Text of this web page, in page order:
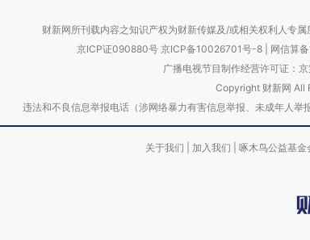
财新网所刊载内容之知识产权为财新传媒及/或相关权利人专
京ICP证090880号 京ICP备10026701号-8 网信算
广播电视节目制作经营许可证：
Copyright 财新网 All
违法和不良信息举报电话（涉网络暴力有害信息举报、未成年
关于我们 加入我们 啄木鸟公益基金